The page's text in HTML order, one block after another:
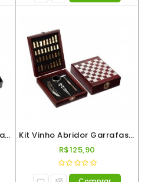
Kit Vinho Abridor De Garrafas E Aerador Inox
Kit Vinho Abridor Garrafas 4Pcs Maleta Tabuleiro Mini Xadrez
R$125,90